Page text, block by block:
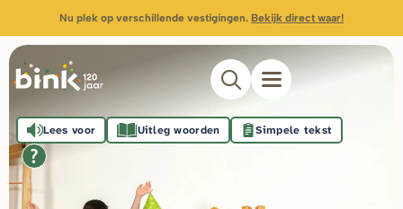
Nu plek op verschillende vestigingen. Bekijk direct waar!
Lees voor Uitleg woorden Simpele tekst